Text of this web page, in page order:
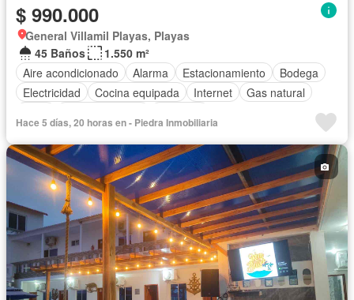
$ 990.000
General Villamil Playas, Playas
45 Baños
1.550 m²
Aire acondicionado
Alarma Estacionamiento
Bodega
Electricidad
Cocina equipada Internet
Gas natural
Acceso para personas con discapacidad
Garita de guardianía
Seguridad
Completamente amoblado
Hace 5 días, 20 horas en - Piedra Inmobiliaria